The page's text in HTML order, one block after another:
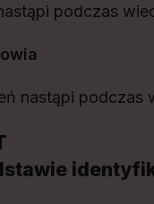
podczas
nastąpi podczas